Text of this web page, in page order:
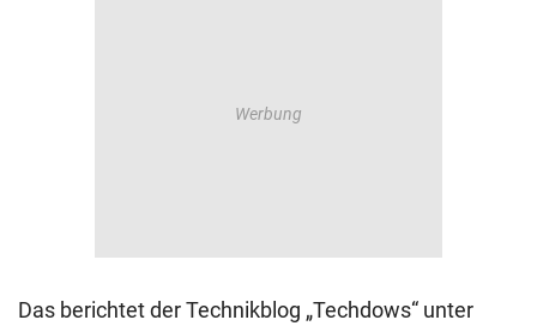
Das berichtet der Technikblog „Techdows“ unter